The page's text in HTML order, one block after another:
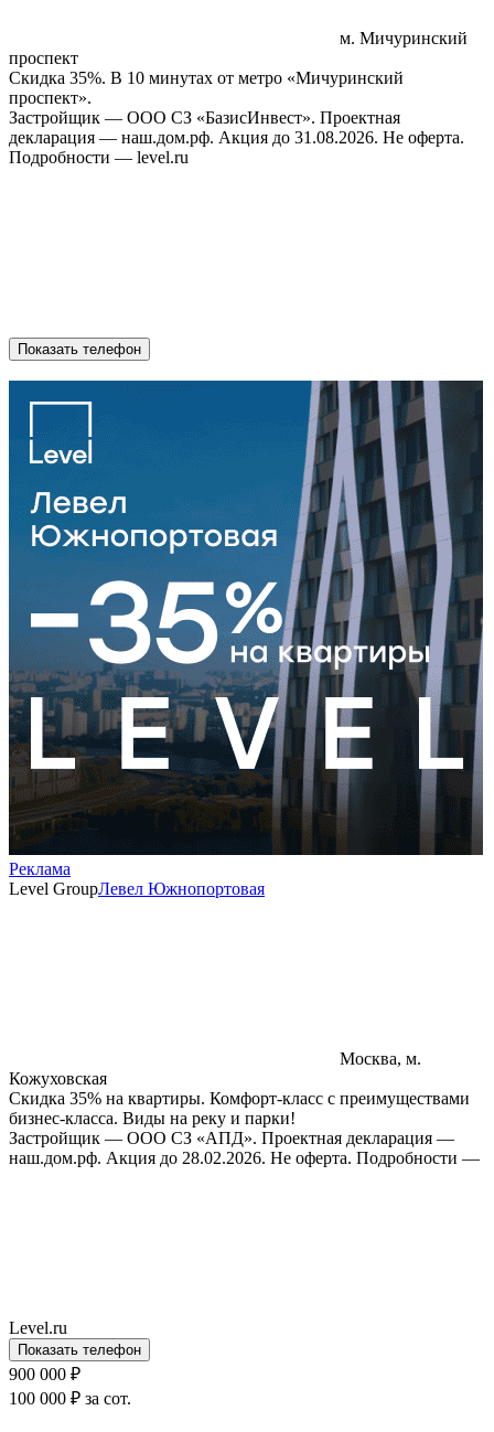
м. Мичуринский
проспект
Скидка 35%. В 10 минутах от метро «Мичуринский
проспект».
Застройщик — ООО СЗ «БазисИнвест». Проектная
декларация — наш.дом.рф. Акция до 31.08.2026. Не оферта.
Подробности — level.ru
Показать телефон
Реклама
Level GroupЛевел Южнопортовая
Москва, м.
Кожуховская
Скидка 35% на квартиры. Комфорт-класс с преимуществами
бизнес-класса. Виды на реку и парки!
Застройщик — ООО СЗ «АПД». Проектная декларация —
наш.дом.рф. Акция до 28.02.2026. Не оферта. Подробности —
Level.ru
Показать телефон
900 000 ₽
100 000 ₽ за сот.